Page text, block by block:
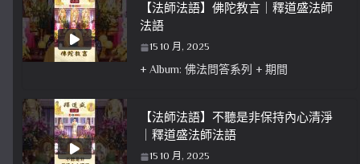
【法師法語】佛陀教言｜釋道盛法師
法語
15 10 月, 2025
+ Album: 佛法問答系列 + 期間
【法師法語】不聽是非保持內心清淨
｜釋道盛法師法語
15 10 月, 2025